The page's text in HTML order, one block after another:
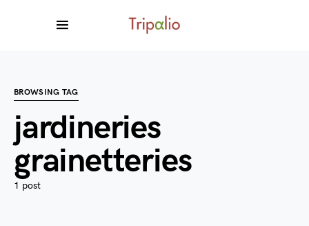
BROWSING TAG
jardineries
grainetteries
1 post